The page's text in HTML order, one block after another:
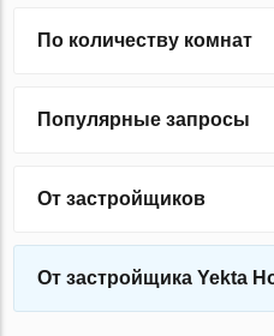
По количеству комнат
Популярные запросы
От застройщиков
От застройщика Yekta